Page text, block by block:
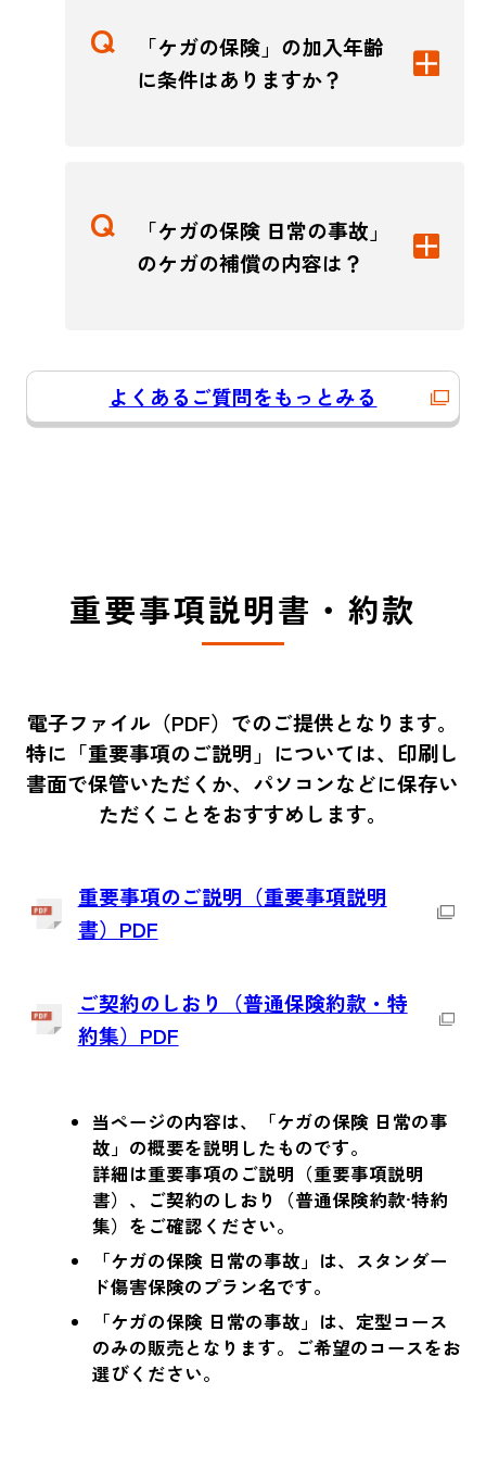
「ケガの保険」の加入年齢
に条件はありますか？
「ケガの保険 日常の事故」
のケガの補償の内容は？
よくあるご質問をもっとみる
重要事項説明書・約款
電子ファイル（PDF）でのご提供となります。
特に「重要事項のご説明」については、印刷し
書面で保管いただくか、パソコンなどに保存い
ただくことをおすすめします。
重要事項のご説明（重要事項説明
書）PDF
ご契約のしおり（普通保険約款・特
約集）PDF
当ページの内容は、「ケガの保険 日常の事
故」の概要を説明したものです。
詳細は重要事項のご説明（重要事項説明
書）、ご契約のしおり（普通保険約款·特約
集）をご確認ください。
「ケガの保険 日常の事故」は、スタンダー
ド傷害保険のプラン名です。
「ケガの保険 日常の事故」は、定型コース
のみの販売となります。ご希望のコースをお
選びください。